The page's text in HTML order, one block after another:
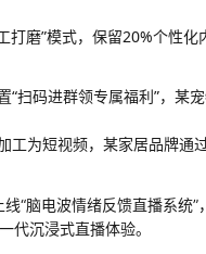
打磨”模式，保留20%个性
“扫码进群领专属福利”，某
工为短视频，某家居品牌通
“脑电波情绪反馈直播系统
代沉浸式直播体验。